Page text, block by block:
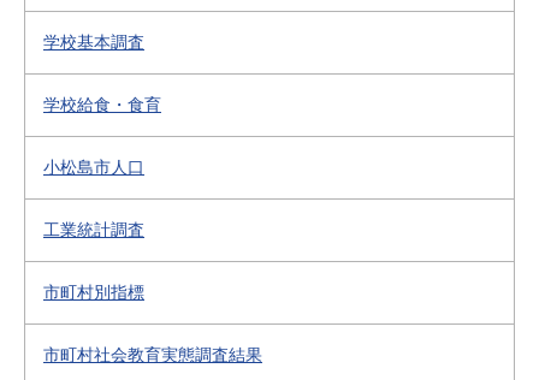
学校基本調査
学校給食・食育
小松島市人口
工業統計調査
市町村別指標
市町村社会教育実態調査結果